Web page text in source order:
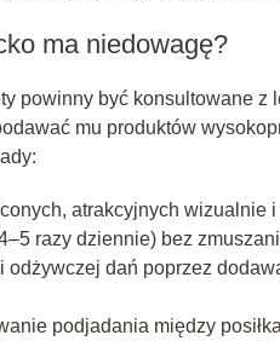
ma niedowagę?
powinny być konsultowane
mu produktów
atrakcyjnych wizualnie
razy dziennie) bez
odżywczej dań poprzez
podjadania między